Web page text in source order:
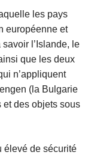
les pays
européenne et
l’Islande, le
que les deux
n’appliquent
(la Bulgarie
et des objets sous
élevé de sécurité